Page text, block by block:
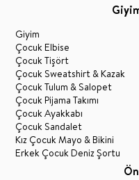
Giyim
Çocuk Elbise
Çocuk Tişört
Çocuk Sweatshirt & Kazak
Çocuk Tulum & Salopet
Çocuk Pijama Takımı
Çocuk Ayakkabı
Çocuk Sandalet
Kız Çocuk Mayo & Bikini
Erkek Çocuk Deniz Şortu